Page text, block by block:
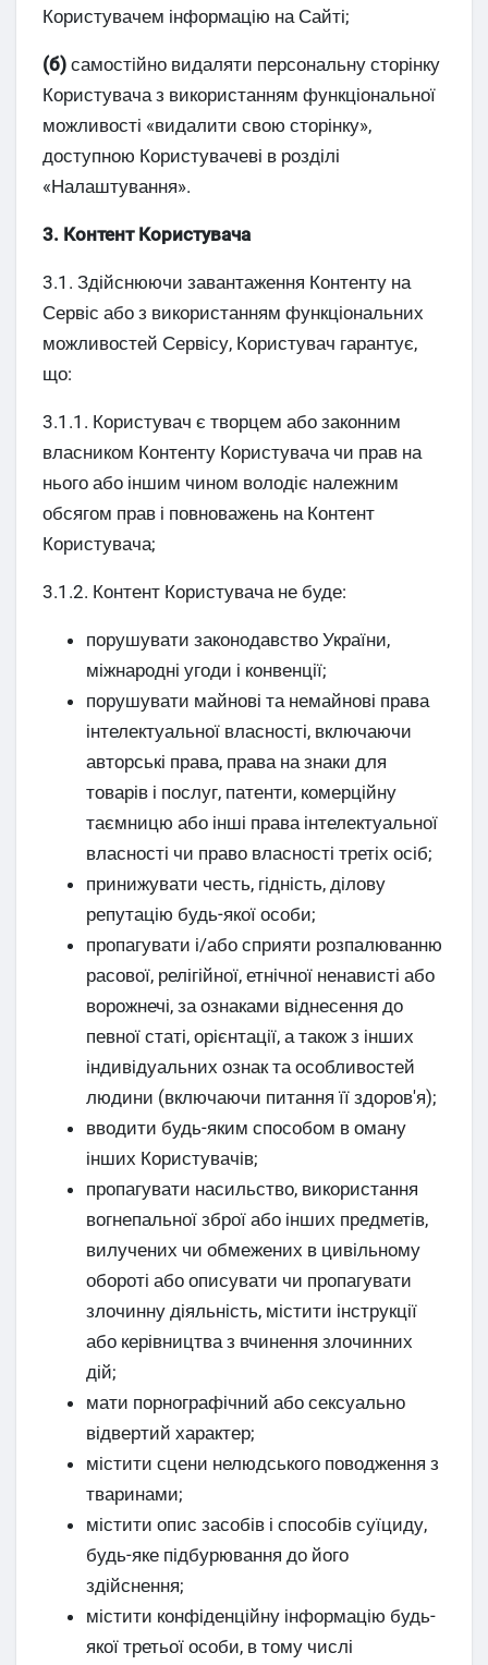
Користувачем інформацію на Сайті;
(б) самостійно видаляти персональну сторінку
Користувача з використанням функціональної
можливості «видалити свою сторінку»,
доступною Користувачеві в розділі
«Налаштування».
3. Контент Користувача
3.1. Здійснюючи завантаження Контенту на
Сервіс або з використанням функціональних
можливостей Сервісу, Користувач гарантує,
що:
3.1.1. Користувач є творцем або законним
власником Контенту Користувача чи прав на
нього або іншим чином володіє належним
обсягом прав і повноважень на Контент
Користувача;
3.1.2. Контент Користувача не буде:
порушувати законодавство України,
міжнародні угоди і конвенції;
порушувати майнові та немайнові права
інтелектуальної власності, включаючи
авторські права, права на знаки для
товарів і послуг, патенти, комерційну
таємницю або інші права інтелектуальної
власності чи право власності третіх осіб;
принижувати честь, гідність, ділову
репутацію будь-якої особи;
пропагувати і/або сприяти розпалюванню
расової, релігійної, етнічної ненависті або
ворожнечі, за ознаками віднесення до
певної статі, орієнтації, а також з інших
індивідуальних ознак та особливостей
людини (включаючи питання її здоров'я);
вводити будь-яким способом в оману
інших Користувачів;
пропагувати насильство, використання
вогнепальної зброї або інших предметів,
вилучених чи обмежених в цивільному
обороті або описувати чи пропагувати
злочинну діяльність, містити інструкції
або керівництва з вчинення злочинних
дій;
мати порнографічний або сексуально
відвертий характер;
містити сцени нелюдського поводження з
тваринами;
містити опис засобів і способів суїциду,
будь-яке підбурювання до його
здійснення;
містити конфіденційну інформацію будь-
якої третьої особи, в тому числі